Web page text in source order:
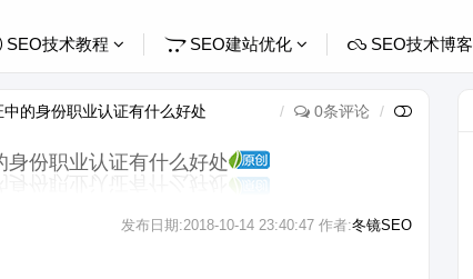
SEO技术教程 SEO建站优化 SEO技术博客
的身份职业认证有什么好处 0条评论
份职业认证有什么好处
发布日期:2018-10-14 23:40:47 作者:冬镜SEO